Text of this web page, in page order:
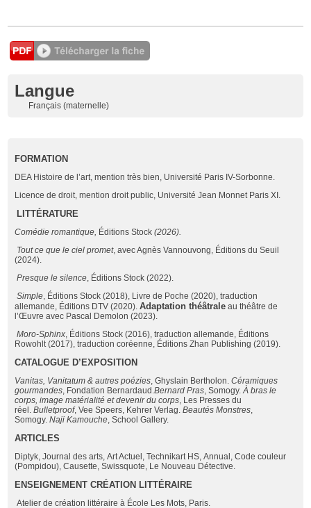
Langue
Français (maternelle)
FORMATION
DEA Histoire de l’art, mention très bien, Université Paris IV-Sorbonne.
Licence de droit, mention droit public, Université Jean Monnet Paris XI.
LITTÉRATURE
Comédie romantique, Éditions Stock (2026).
Tout ce que le ciel promet, avec Agnès Vannouvong, Éditions du Seuil
(2024).
Presque le silence , Éditions Stock (2022).
Simple , Éditions Stock (2018), Livre de Poche (2020), traduction
allemande, Éditions DTV (2020).Adaptation théâtrale au théâtre de
l’Œuvre avec Pascal Demolon (2023).
Moro-Sphinx , Éditions Stock (2016), traduction allemande, Éditions
Rowohlt (2017), traduction coréenne, Éditions Zhan Publishing (2019).
CATALOGUE D’EXPOSITION
Vanitas, Vanitatum & autres poézies , Ghyslain Bertholon.Céramiques
gourmandes , Fondation Bernardaud.Bernard Pras , Somogy.À bras le
corps, image matérialité et devenir du corps , Les Presses du
réel.Bulletproof, Vee Speers, Kehrer Verlag.Beautés Monstres
Somogy. Naji Kamouche , School Gallery.
ARTICLES
Diptyk, Journal des arts, Art Actuel, Technikart HS, Annual, Code couleur
(Pompidou), Causette, Swissquote, Le Nouveau Détective.
ENSEIGNEMENT CRÉATION LITTÉRAIRE
Atelier de création littéraire à École Les Mots, Paris.